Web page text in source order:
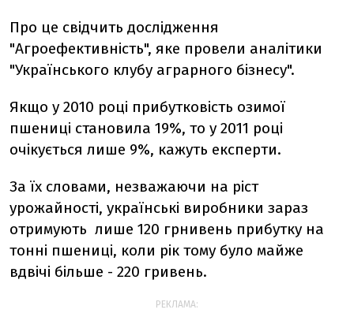
Про це свідчить дослідження
"Агроефективність", яке провели аналітики
"Українського клубу аграрного бізнесу".
Якщо у 2010 році прибутковість озимої
пшениці становила 19%, то у 2011 році
очікується лише 9%, кажуть експерти.
За їх словами, незважаючи на ріст
урожайності, українські виробники зараз
отримують лише 120 грнивень прибутку на
тонні пшениці, коли рік тому було майже
вдвічі більше - 220 гривень.
РЕКЛАМА: